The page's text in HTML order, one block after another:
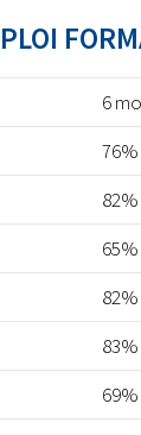
6
76%
82%
65%
82%
83%
69%